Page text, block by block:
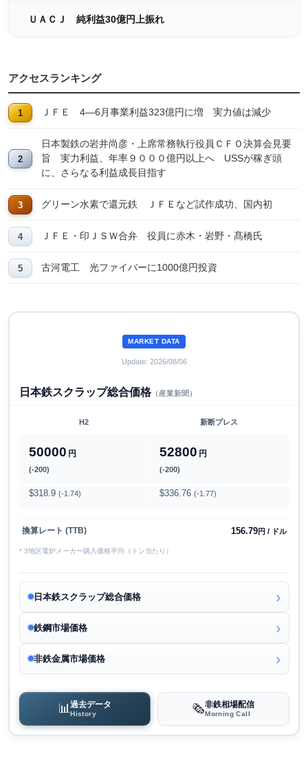
ＵＡＣＪ 純利益30億円上振れ
アクセスランキング
ＪＦＥ 4―6月事業利益323億円に増 実力値は減少
日本製鉄の岩井尚彦・上席常務執行役員ＣＦＯ決算会見要
旨 実力利益、年率９０００億円以上へ USSが稼ぎ頭
に、さらなる利益成長目指す
グリーン水素で還元鉄 ＪＦＥなど試作成功、国内初
ＪＦＥ・印ＪＳＷ合弁 役員に赤木・岩野・髙橋氏
古河電工 光ファイバーに1000億円投資
MARKET DATA
Update: 2026/08/06
日本鉄スクラップ総合価格（産業新聞）
H2 新断プレス
50000 円
(-200)
52800 円
(-200)
$318.9 (-1.74) $336.76 (-1.77)
換算レート (TTB) 156.79円 / ドル
* 3地区電炉メーカー購入価格平均（トン当たり）
日本鉄スクラップ総合価格
鉄鋼市場価格
非鉄金属市場価格
📊過去データ
History 🗞️非鉄相場配信
Morning Call